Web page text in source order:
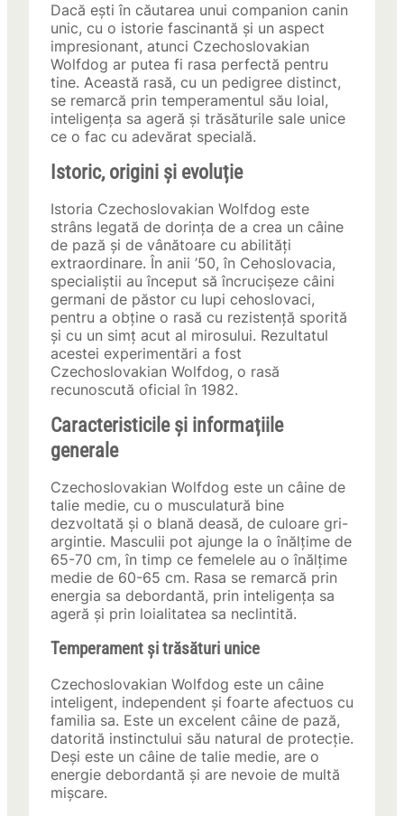
Dacă ești în căutarea unui companion canin
unic, cu o istorie fascinantă și un aspect
impresionant, atunci Czechoslovakian
Wolfdog ar putea fi rasa perfectă pentru
tine. Această rasă, cu un pedigree distinct,
se remarcă prin temperamentul său loial,
inteligența sa ageră și trăsăturile sale unice
ce o fac cu adevărat specială.
Istoric, origini și evoluție
Istoria Czechoslovakian Wolfdog este
strâns legată de dorința de a crea un câine
de pază și de vânătoare cu abilități
extraordinare. În anii ’50, în Cehoslovacia,
specialiștii au început să încrucișeze câini
germani de păstor cu lupi cehoslovaci,
pentru a obține o rasă cu rezistență sporită
și cu un simț acut al mirosului. Rezultatul
acestei experimentări a fost
Czechoslovakian Wolfdog, o rasă
recunoscută oficial în 1982.
Caracteristicile și informațiile
generale
Czechoslovakian Wolfdog este un câine de
talie medie, cu o musculatură bine
dezvoltată și o blană deasă, de culoare gri-
argintie. Masculii pot ajunge la o înălțime de
65-70 cm, în timp ce femelele au o înălțime
medie de 60-65 cm. Rasa se remarcă prin
energia sa debordantă, prin inteligența sa
ageră și prin loialitatea sa neclintită.
Temperament și trăsături unice
Czechoslovakian Wolfdog este un câine
inteligent, independent și foarte afectuos cu
familia sa. Este un excelent câine de pază,
datorită instinctului său natural de protecție.
Deși este un câine de talie medie, are o
energie debordantă și are nevoie de multă
mișcare.